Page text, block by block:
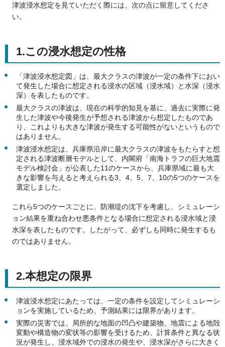
津波浸水想定を見ていただく際には、次の点に留意してくださ
い。
1.この浸水想定の性格
「津波浸水想定図」は、最大クラスの津波が一定の条件下におい
て発生した場合に想定される浸水の区域（浸水域）と水深（浸水
深）を表したものです。
最大クラスの津波は、現在の科学的知見を基に、過去に実際に発
生した津波や今後発生が予想される津波から想定したものであ
り、これよりも大きな津波が発生する可能性がないというもので
はありません。
津波浸水想定は、兵庫県沿岸に最大クラスの津波をもたらすと想
定される津波断層モデルとして、内閣府「南海トラフの巨大地震
モデル検討会」が公表した11のケースから、兵庫県域に最も大
きな影響を与えると考えられる3、4、5、7、10の5つのケースを
選定しました。
これら5つのケースごとに、防潮堤の沈下を考慮し、シミュレーシ
ョン結果を重ね合わせ悪条件となる場合に想定される浸水域と浸
水深を表したものです。したがって、必ずしも同時に発生するも
のではありません。
2.本想定の限界
津波浸水想定にあたっては、一定の条件を設定してシミュレーシ
ョンを実施しているため、予測結果には限界があります。
実際の災害では、局所的な地面の凹凸や建築物、地震による地殻
変動や構造物の変状等の影響を受けるため、計算条件と異なる状
況が発生し、浸水域外での浸水の発生や、浸水深がさらに大きく